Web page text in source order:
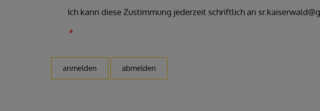
Ich kann diese Zustimmung jederzeit schriftlich an
*